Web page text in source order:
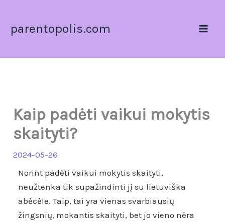
turinio
parentopolis.com
Kaip padėti vaikui mokytis
skaityti?
2024-05-26
Norint padėti vaikui mokytis skaityti,
neužtenka tik supažindinti jį su lietuviška
abėcėle. Taip, tai yra vienas svarbiausių
žingsnių, mokantis skaityti, bet jo vieno nėra